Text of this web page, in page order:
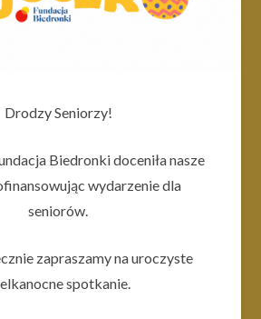
Drodzy Seniorzy!
Biedronki doceniła nasze
wydarzenie dla
seniorów.
zapraszamy na uroczyste
spotkanie.